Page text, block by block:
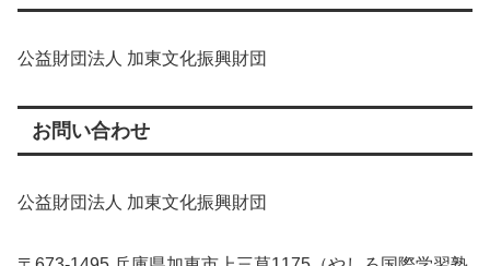
公益財団法人 加東文化振興財団
お問い合わせ
公益財団法人 加東文化振興財団